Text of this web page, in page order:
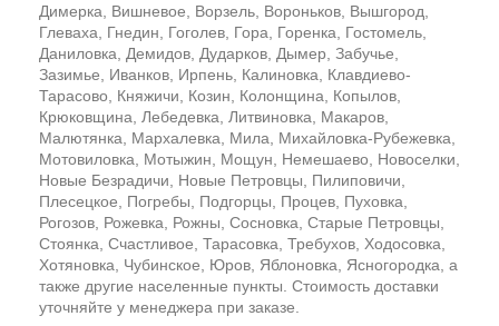
Димерка, Вишневое, Ворзель, Вороньков, Вышгород,
Глеваха, Гнедин, Гоголев, Гора, Горенка, Гостомель,
Даниловка, Демидов, Дударков, Дымер, Забучье,
Зазимье, Иванков, Ирпень, Калиновка, Клавдиево-
Тарасово, Княжичи, Козин, Колонщина, Копылов,
Крюковщина, Лебедевка, Литвиновка, Макаров,
Малютянка, Мархалевка, Мила, Михайловка-Рубежевка,
Мотовиловка, Мотыжин, Мощун, Немешаево, Новоселки,
Новые Безрадичи, Новые Петровцы, Пилиповичи,
Плесецкое, Погребы, Подгорцы, Процев, Пуховка,
Рогозов, Рожевка, Рожны, Сосновка, Старые Петровцы,
Стоянка, Счастливое, Тарасовка, Требухов, Ходосовка,
Хотяновка, Чубинское, Юров, Яблоновка, Ясногородка, а
также другие населенные пункты. Стоимость доставки
уточняйте у менеджера при заказе.